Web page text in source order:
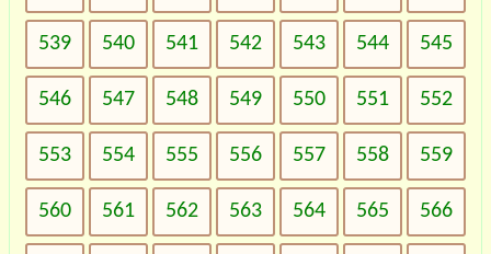
539 540 541 542 543 544 545
546 547 548 549 550 551 552
553 554 555 556 557 558 559
560 561 562 563 564 565 566